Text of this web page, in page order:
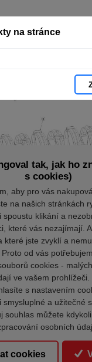
na stránce
tak, jak ho
s cookies)
aby pro vás
na našich stránkách
spoustu klikání a
které vás nezajímají.
které jste zvyklí a
od vás
cookies -
ve vašem
s nastavením
smysluplné a užitečné
souhlas můžete
osobních
cookies